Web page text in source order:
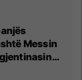
Messin